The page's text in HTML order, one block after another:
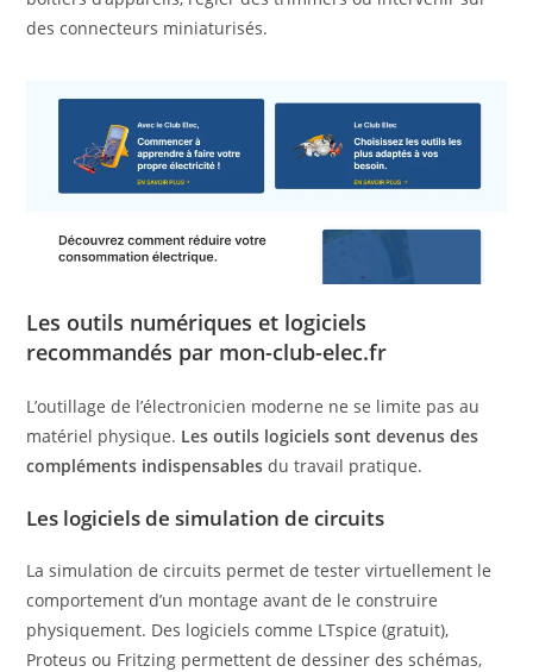
des connecteurs miniaturisés.
Les outils numériques et logiciels
recommandés par mon-club-elec.fr
L’outillage de l’électronicien moderne ne se limite pas au
matériel physique. Les outils logiciels sont devenus des
compléments indispensables du travail pratique.
Les logiciels de simulation de circuits
La simulation de circuits permet de tester virtuellement le
comportement d’un montage avant de le construire
physiquement. Des logiciels comme LTspice (gratuit),
Proteus ou Fritzing permettent de dessiner des schémas,